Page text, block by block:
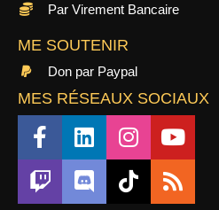
Par Virement Bancaire
ME SOUTENIR
Don par Paypal
MES RÉSEAUX SOCIAUX